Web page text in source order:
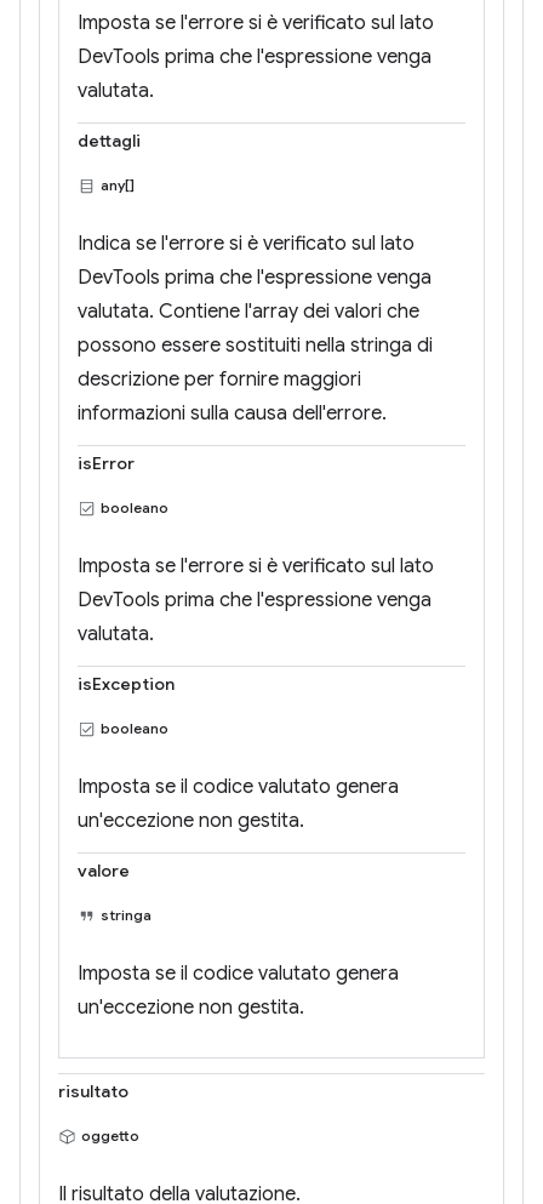
Imposta se l'errore si è verificato sul lato
DevTools prima che l'espressione venga
valutata.
dettagli
any[]
Indica se l'errore si è verificato sul lato
DevTools prima che l'espressione venga
valutata. Contiene l'array dei valori che
possono essere sostituiti nella stringa di
descrizione per fornire maggiori
informazioni sulla causa dell'errore.
isError
booleano
Imposta se l'errore si è verificato sul lato
DevTools prima che l'espressione venga
valutata.
isException
booleano
Imposta se il codice valutato genera
un'eccezione non gestita.
valore
stringa
Imposta se il codice valutato genera
un'eccezione non gestita.
risultato
oggetto
Il risultato della valutazione.